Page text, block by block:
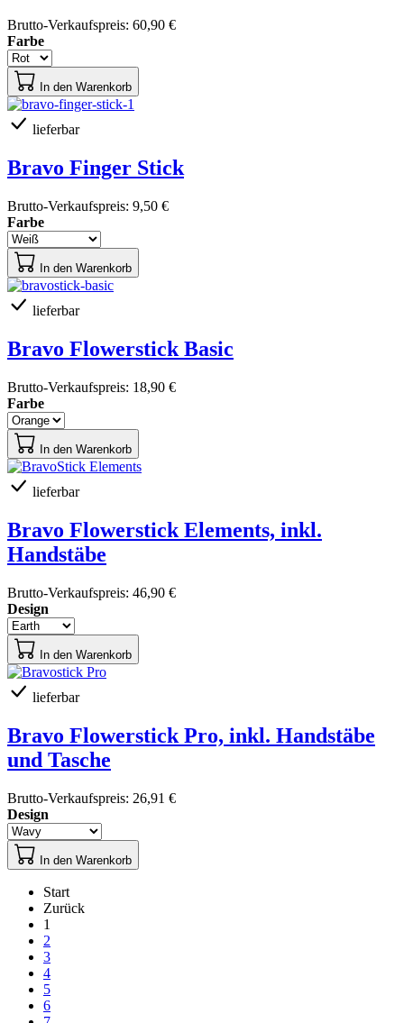
Brutto-Verkaufspreis: 60,90 €
Farbe
In den Warenkorb
lieferbar
Bravo Finger Stick
Brutto-Verkaufspreis: 9,50 €
Farbe
In den Warenkorb
lieferbar
Bravo Flowerstick Basic
Brutto-Verkaufspreis: 18,90 €
Farbe
In den Warenkorb
lieferbar
Bravo Flowerstick Elements, inkl.
Handstäbe
Brutto-Verkaufspreis: 46,90 €
Design
In den Warenkorb
lieferbar
Bravo Flowerstick Pro, inkl. Handstäbe
und Tasche
Brutto-Verkaufspreis: 26,91 €
Design
In den Warenkorb
Start
Zurück
1
2
3
4
5
6